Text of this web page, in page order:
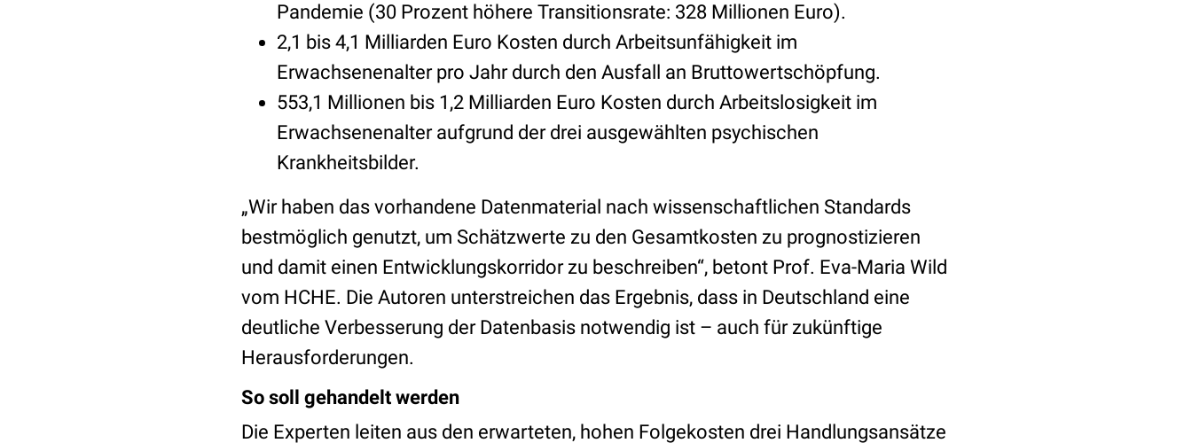
Pandemie (30 Prozent höhere Transitionsrate: 328 Millionen Euro).
2,1 bis 4,1 Milliarden Euro Kosten durch Arbeitsunfähigkeit im
Erwachsenenalter pro Jahr durch den Ausfall an Bruttowertschöpfung.
553,1 Millionen bis 1,2 Milliarden Euro Kosten durch Arbeitslosigkeit im
Erwachsenenalter aufgrund der drei ausgewählten psychischen
Krankheitsbilder.
„Wir haben das vorhandene Datenmaterial nach wissenschaftlichen Standards
bestmöglich genutzt, um Schätzwerte zu den Gesamtkosten zu prognostizieren
und damit einen Entwicklungskorridor zu beschreiben“, betont Prof. Eva-Maria Wild
vom HCHE. Die Autoren unterstreichen das Ergebnis, dass in Deutschland eine
deutliche Verbesserung der Datenbasis notwendig ist – auch für zukünftige
Herausforderungen.
So soll gehandelt werden
Die Experten leiten aus den erwarteten, hohen Folgekosten drei Handlungsansätze